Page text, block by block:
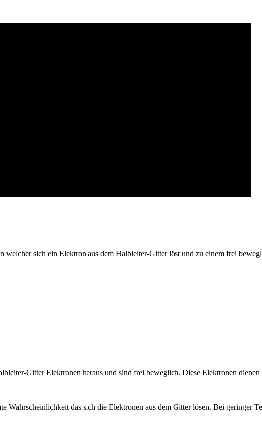
welcher sich ein Elektron aus dem Halbleiter-Gitter löst und zu einem frei
Gitter Elektronen heraus und sind frei beweglich. Diese Elektronen
Wahrscheinlichkeit das sich die Elektronen aus dem Gitter lösen. Bei geringer